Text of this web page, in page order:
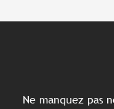
Ne manquez pas